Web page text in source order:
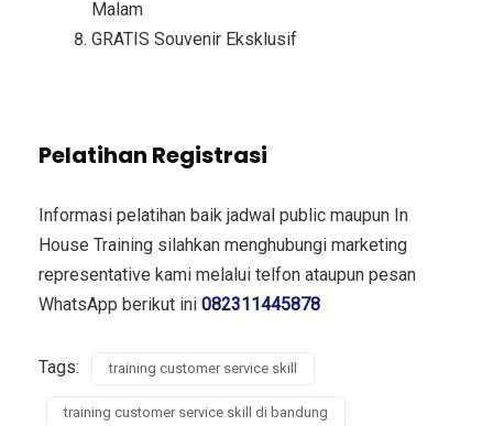
Malam
GRATIS Souvenir Eksklusif
Pelatihan Registrasi
Informasi pelatihan baik jadwal public maupun In
House Training silahkan menghubungi marketing
representative kami melalui telfon ataupun pesan
WhatsApp berikut ini 082311445878
Tags: training customer service skill
training customer service skill di bandung